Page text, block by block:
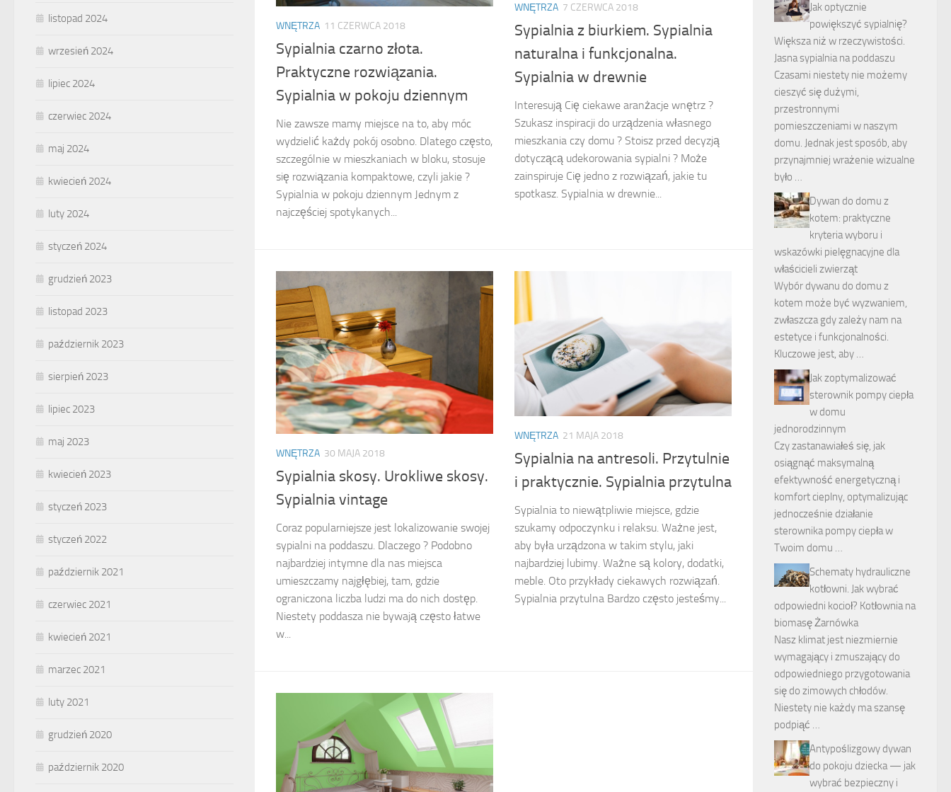
WNĘTRZA 11 CZERWCA 2018
Sypialnia czarno złota.
Praktyczne rozwiązania.
Sypialnia w pokoju dziennym
Nie zawsze mamy miejsce na to, aby móc
wydzielić każdy pokój osobno. Dlatego często,
szczególnie w mieszkaniach w bloku, stosuje
się rozwiązania kompaktowe, czyli jakie ?
Sypialnia w pokoju dziennym Jednym z
najczęściej spotykanych...
WNĘTRZA 7 CZERWCA 2018
Sypialnia z biurkiem. Sypialnia
naturalna i funkcjonalna.
Sypialnia w drewnie
Interesują Cię ciekawe aranżacje wnętrz ?
Szukasz inspiracji do urządzenia własnego
mieszkania czy domu ? Stoisz przed decyzją
dotyczącą udekorowania sypialni ? Może
zainspiruje Cię jedno z rozwiązań, jakie tu
spotkasz. Sypialnia w drewnie...
WNĘTRZA 30 MAJA 2018
Sypialnia skosy. Urokliwe skosy.
Sypialnia vintage
Coraz popularniejsze jest lokalizowanie swojej
sypialni na poddaszu. Dlaczego ? Podobno
najbardziej intymne dla nas miejsca
umieszczamy najgłębiej, tam, gdzie
ograniczona liczba ludzi ma do nich dostęp.
Niestety poddasza nie bywają często łatwe
w...
WNĘTRZA 21 MAJA 2018
Sypialnia na antresoli. Przytulnie
i praktycznie. Sypialnia przytulna
Sypialnia to niewątpliwie miejsce, gdzie
szukamy odpoczynku i relaksu. Ważne jest,
aby była urządzona w takim stylu, jaki
najbardziej lubimy. Ważne są kolory, dodatki,
meble. Oto przykłady ciekawych rozwiązań.
Sypialnia przytulna Bardzo często jesteśmy...
listopad 2024
wrzesień 2024
lipiec 2024
czerwiec 2024
maj 2024
kwiecień 2024
luty 2024
styczeń 2024
grudzień 2023
listopad 2023
październik 2023
sierpień 2023
lipiec 2023
maj 2023
kwiecień 2023
styczeń 2023
styczeń 2022
październik 2021
czerwiec 2021
kwiecień 2021
marzec 2021
luty 2021
grudzień 2020
październik 2020
Jak optycznie
powiększyć sypialnię?
Większa niż w rzeczywistości.
Jasna sypialnia na poddaszu
Czasami niestety nie możemy
cieszyć się dużymi,
przestronnymi
pomieszczeniami w naszym
domu. Jednak jest sposób, aby
przynajmniej wrażenie wizualne
było …
Dywan do domu z
kotem: praktyczne
kryteria wyboru i
wskazówki pielęgnacyjne dla
właścicieli zwierząt
Wybór dywanu do domu z
kotem może być wyzwaniem,
zwłaszcza gdy zależy nam na
estetyce i funkcjonalności.
Kluczowe jest, aby …
Jak zoptymalizować
sterownik pompy ciepła
w domu
jednorodzinnym
Czy zastanawiałeś się, jak
osiągnąć maksymalną
efektywność energetyczną i
komfort cieplny, optymalizując
jednocześnie działanie
sterownika pompy ciepła w
Twoim domu …
Schematy hydrauliczne
kotłowni. Jak wybrać
odpowiedni kocioł? Kotłownia na
biomasę Żarnówka
Nasz klimat jest niezmiernie
wymagający i zmuszający do
odpowiedniego przygotowania
się do zimowych chłodów.
Niestety nie każdy ma szansę
podpiąć …
Antypoślizgowy dywan
do pokoju dziecka — jak
wybrać bezpieczny i